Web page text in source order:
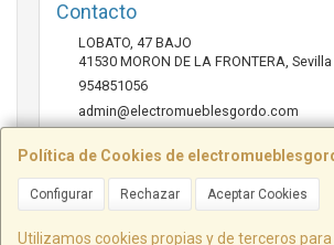
Política de Cookies de
Configurar Rechazar Aceptar Cookies
Utilizamos cookies propias y de terceros
Contacto
LOBATO, 47 BAJO
41530 MORON DE LA FRONTERA Sevilla
954851056
admin@electromueblesgordo.com
Horario
cerrado.